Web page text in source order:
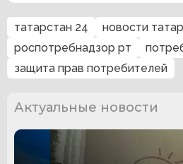
татарстан 24
новости
роспотребнадзор рт
защита прав потребителей
Актуальные новости